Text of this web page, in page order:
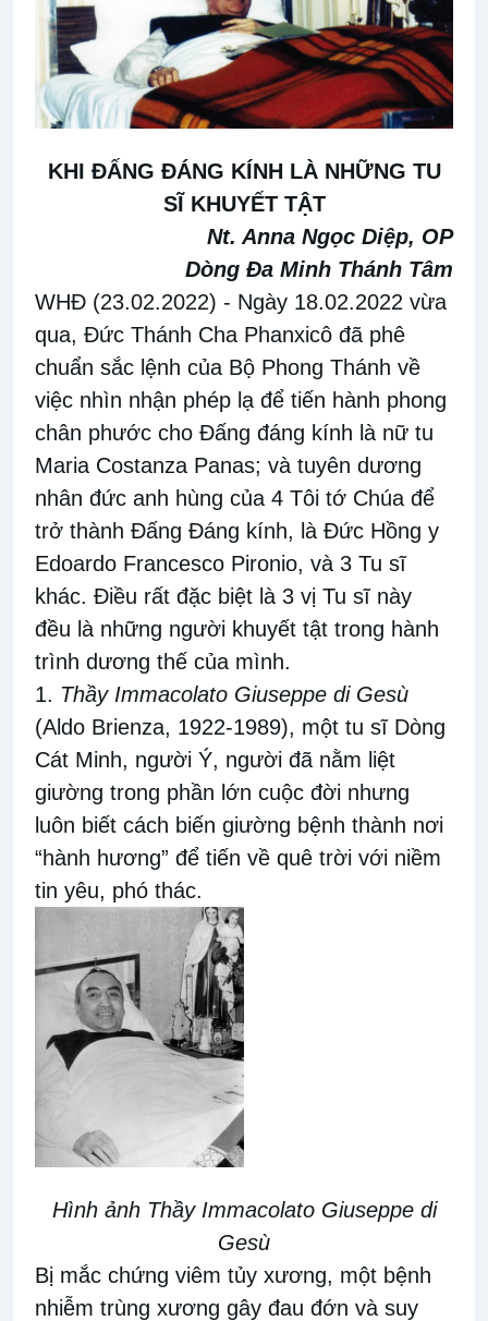
KHI ĐẤNG ĐÁNG KÍNH LÀ NHỮNG TU
SĨ KHUYẾT TẬT
Nt. Anna Ngọc Diệp, OP
Dòng Đa Minh Thánh Tâm
WHĐ (23.02.2022) - Ngày 18.02.2022 vừa
qua, Đức Thánh Cha Phanxicô đã phê
chuẩn sắc lệnh của Bộ Phong Thánh về
việc nhìn nhận phép lạ để tiến hành phong
chân phước cho Đấng đáng kính là nữ tu
Maria Costanza Panas; và tuyên dương
nhân đức anh hùng của 4 Tôi tớ Chúa để
trở thành Đấng Đáng kính, là Đức Hồng y
Edoardo Francesco Pironio, và 3 Tu sĩ
khác. Điều rất đặc biệt là 3 vị Tu sĩ này
đều là những người khuyết tật trong hành
trình dương thế của mình.
1. Thầy Immacolato Giuseppe di Gesù
(Aldo Brienza, 1922-1989), một tu sĩ Dòng
Cát Minh, người Ý, người đã nằm liệt
giường trong phần lớn cuộc đời nhưng
luôn biết cách biến giường bệnh thành nơi
“hành hương” để tiến về quê trời với niềm
tin yêu, phó thác.
Hình ảnh Thầy Immacolato Giuseppe di
Gesù
Bị mắc chứng viêm tủy xương, một bệnh
nhiễm trùng xương gây đau đớn và suy